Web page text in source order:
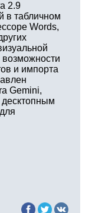
2.9
в табличном
Words,
и импорта
Gemini,